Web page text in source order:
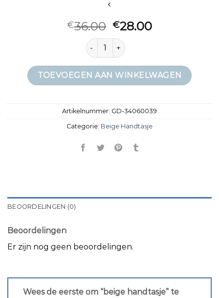
€36.00 €28.00
beige handtasje aantal
TOEVOEGEN AAN WINKELWAGEN
Artikelnummer: GD-34060039
Categorie: Beige Handtasje
BEOORDELINGEN (0)
Beoordelingen
Er zijn nog geen beoordelingen.
Wees de eerste om “beige handtasje” te